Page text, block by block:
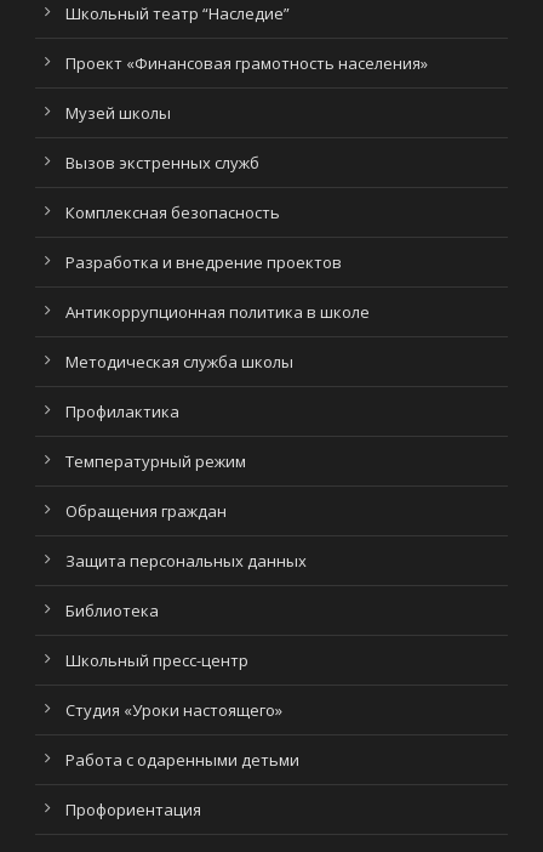
Школьный театр “Наследие”
Проект «Финансовая грамотность населения»
Музей школы
Вызов экстренных служб
Комплексная безопасность
Разработка и внедрение проектов
Антикоррупционная политика в школе
Методическая служба школы
Профилактика
Температурный режим
Обращения граждан
Защита персональных данных
Библиотека
Школьный пресс-центр
Студия «Уроки настоящего»
Работа с одаренными детьми
Профориентация